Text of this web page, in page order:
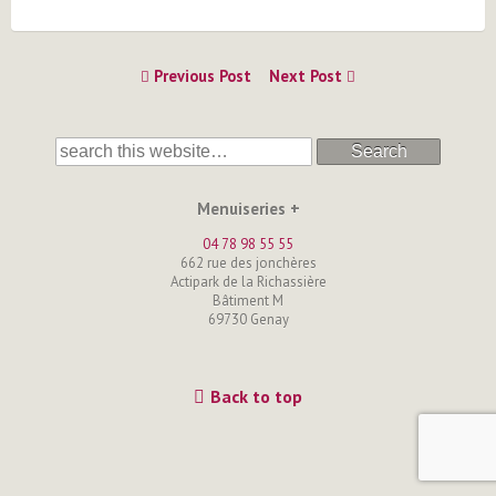
Previous Post Next Post
Search
Menuiseries +
04 78 98 55 55
662 rue des jonchères
Actipark de la Richassière
Bâtiment M
69730 Genay
Back to top